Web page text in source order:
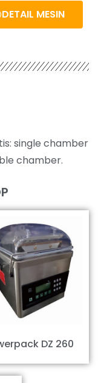
DETAIL MESIN
single chamber
chamber.
DZ 260